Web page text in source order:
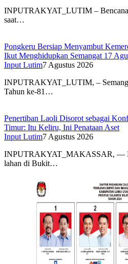
INPUTRAKYAT_LUTIM – Bencana
saat…
Pongkeru Bersiap Menyambut
Ikut Menghidupkan Semangat 17
Input Lutim7 Agustus 2026
INPUTRAKYAT_LUTIM, –
Tahun ke-81…
Penertiban Laoli Disorot sebagai
Timur: Itu Keliru, Ini Penataan Aset
Input Lutim7 Agustus 2026
INPUTRAKYAT_MAKASSAR, —
lahan di Bukit…